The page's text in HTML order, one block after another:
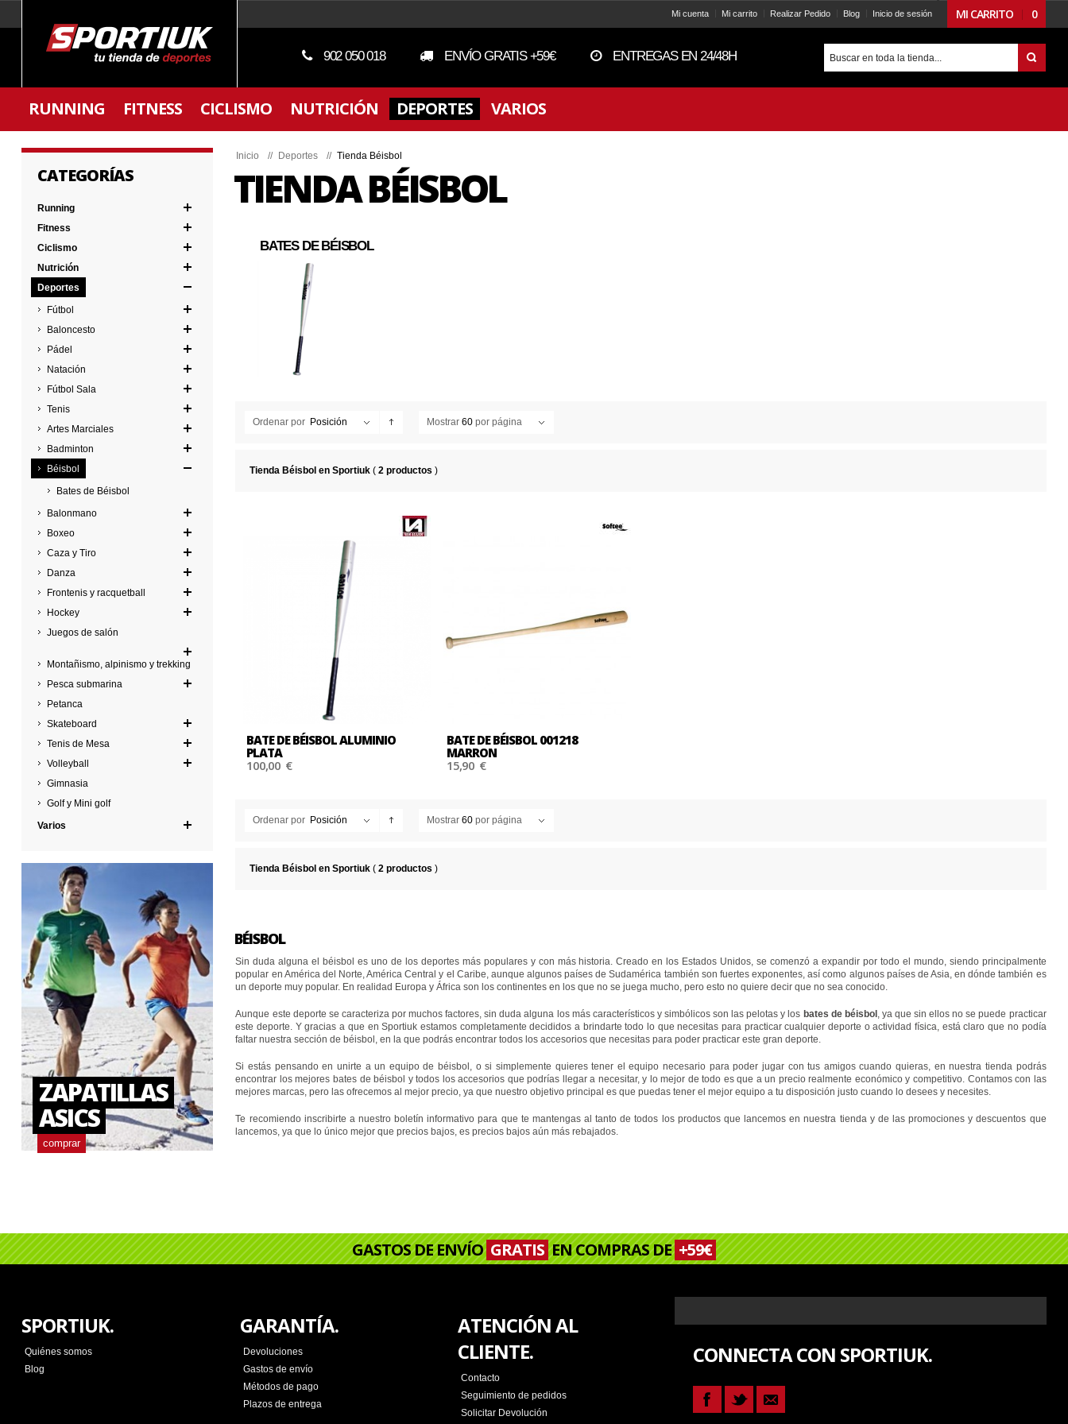
MI CARRITO 0
Mi cuenta Mi carrito Realizar Pedido Blog Inicio de sesión
902 050 018 ENVÍO GRATIS +59€ ENTREGAS EN 24/48H
RUNNING FITNESS CICLISMO NUTRICIÓN DEPORTES VARIOS
Inicio // Deportes // Tienda Béisbol
TIENDA BÉISBOL
BATES DE BÉISBOL
Ordenar por Posición Mostrar 60 por página
Tienda Béisbol en Sportiuk (2 productos )
BATE DE BÉISBOL ALUMINIO
PLATA
100,00 €
BATE DE BÉISBOL 001218
MARRON
15,90 €
Ordenar por Posición Mostrar 60 por página
Tienda Béisbol en Sportiuk (2 productos )
BÉISBOL
Sin duda alguna el béisbol es uno de los deportes más populares y con más historia. Creado en los Estados Unidos, se comenzó a expandir por todo el mundo, siendo principalmente
popular en América del Norte, América Central y el Caribe, aunque algunos países de Sudamérica también son fuertes exponentes, así como algunos países de Asia, en dónde también es
un deporte muy popular. En realidad Europa y África son los continentes en los que no se juega mucho, pero esto no quiere decir que no sea conocido.
Aunque este deporte se caracteriza por muchos factores, sin duda alguna los más característicos y simbólicos son las pelotas y los bates de béisbol , ya que sin ellos no se puede practicar
este deporte. Y gracias a que en Sportiuk estamos completamente decididos a brindarte todo lo que necesitas para practicar cualquier deporte o actividad física, está claro que no podía
faltar nuestra sección de béisbol, en la que podrás encontrar todos los accesorios que necesitas para poder practicar este gran deporte.
Si estás pensando en unirte a un equipo de béisbol, o si simplemente quieres tener el equipo necesario para poder jugar con tus amigos cuando quieras, en nuestra tienda podrás
encontrar los mejores bates de béisbol y todos los accesorios que podrías llegar a necesitar, y lo mejor de todo es que a un precio realmente económico y competitivo. Contamos con las
mejores marcas, pero las ofrecemos al mejor precio, ya que nuestro objetivo principal es que puedas tener el mejor equipo a tu disposición justo cuando lo desees y necesites.
Te recomiendo inscribirte a nuestro boletín informativo para que te mantengas al tanto de todos los productos que lancemos en nuestra tienda y de las promociones y descuentos que
lancemos, ya que lo único mejor que precios bajos, es precios bajos aún más rebajados.
CATEGORÍAS
Running
Fitness
Ciclismo
Nutrición
Deportes
Fútbol
Baloncesto
Pádel
Natación
Fútbol Sala
Tenis
Artes Marciales
Badminton
Béisbol
Bates de Béisbol
Balonmano
Boxeo
Caza y Tiro
Danza
Frontenis y racquetball
Hockey
Juegos de salón
Montañismo, alpinismo y trekking
Pesca submarina
Petanca
Skateboard
Tenis de Mesa
Volleyball
Gimnasia
Golf y Mini golf
Varios
ZAPATILLAS
ASICS
comprar
ZAPATILLAS
RUNNING NIKE
compra ahora
GASTOS DE ENVÍO GRATISEN COMPRAS DE +59€
CONNECTA CON SPORTIUK.
SPORTIUK.
Quiénes somos
Blog
GARANTÍA.
Devoluciones
Gastos de envío
Métodos de pago
Plazos de entrega
ATENCIÓN AL
CLIENTE.
Contacto
Seguimiento de pedidos
Solicitar Devolución